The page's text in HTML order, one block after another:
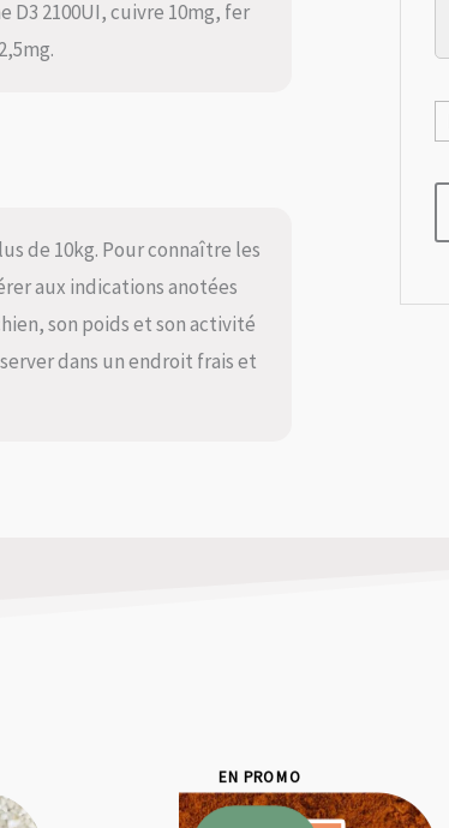
2100UI, cuivre 10mg, fer
de 10kg. Pour connaître les
aux indications anotées
son poids et son activité
dans un endroit frais et
EN PROMO